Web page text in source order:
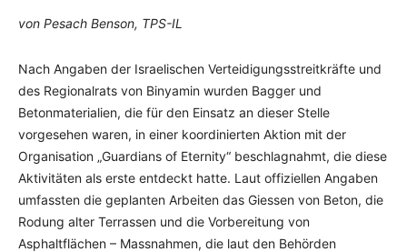
von Pesach Benson, TPS-IL
Nach Angaben der Israelischen Verteidigungsstreitkräfte und
des Regionalrats von Binyamin wurden Bagger und
Betonmaterialien, die für den Einsatz an dieser Stelle
vorgesehen waren, in einer koordinierten Aktion mit der
Organisation „Guardians of Eternity“ beschlagnahmt, die diese
Aktivitäten als erste entdeckt hatte. Laut offiziellen Angaben
umfassten die geplanten Arbeiten das Giessen von Beton, die
Rodung alter Terrassen und die Vorbereitung von
Asphaltflächen – Massnahmen, die laut den Behörden